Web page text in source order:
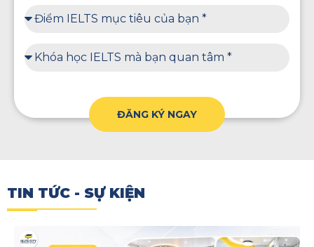
ĐĂNG KÝ NGAY
TIN TỨC - SỰ KIỆN